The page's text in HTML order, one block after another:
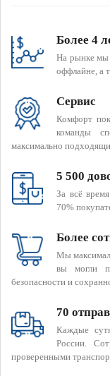
Более 4
На рынке мы
оффлайне, а
Сервис
Комфорт
команды
максимально
5 500
За всё
70%
Более
Мы
вы могли
безопасности и
70
Каждые
России.
проверенными